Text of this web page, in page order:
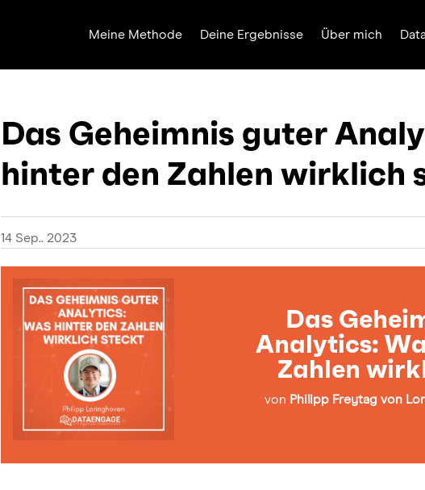
Meine Methode Deine Ergebnisse Über mich
Das Geheimnis guter
hinter den Zahlen wirklich
14 Sep.. 2023
Das
Analytics:
Zahlen
von Philipp Freytag von